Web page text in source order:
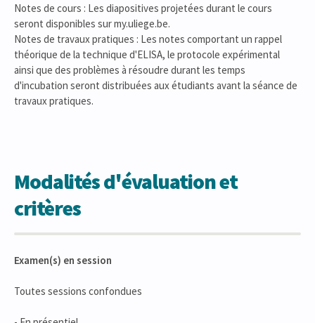
Notes de cours : Les diapositives projetées durant le cours
seront disponibles sur my.uliege.be.
Notes de travaux pratiques : Les notes comportant un rappel
théorique de la technique d'ELISA, le protocole expérimental
ainsi que des problèmes à résoudre durant les temps
d'incubation seront distribuées aux étudiants avant la séance de
travaux pratiques.
Modalités d'évaluation et
critères
Examen(s) en session
Toutes sessions confondues